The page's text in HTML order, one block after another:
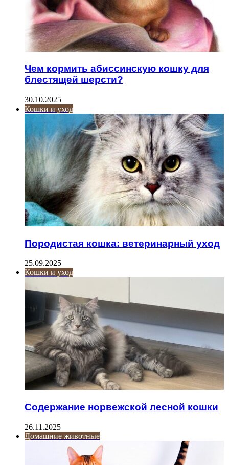
Чем кормить абиссинскую кошку для
блестящей шерсти?
30.10.2025
Кошки и уход
Породистая кошка: ветеринарный уход
25.09.2025
Кошки и уход
Содержание норвежской лесной кошки
26.11.2025
Домашние животные